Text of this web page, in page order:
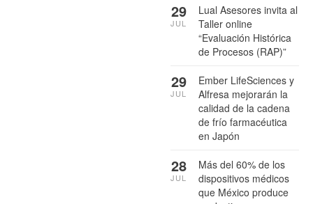
Lual Asesores invita al
Taller online
“Evaluación Histórica
de Procesos (RAP)”
29
JUL
Ember LifeSciences y
Alfresa mejorarán la
calidad de la cadena
de frío farmacéutica
en Japón
29
JUL
Más del 60% de los
dispositivos médicos
que México produce
28
JUL